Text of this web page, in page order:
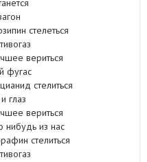
стелеться
вериться
фугас
стелиться
глаз
вериться
нибудь из нас
стелиться